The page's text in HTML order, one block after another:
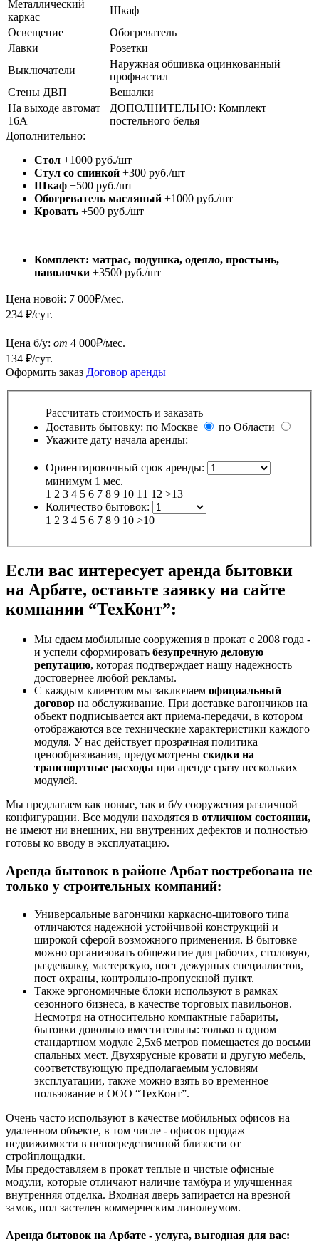
Металлический
каркас
Шкаф
Освещение
Обогреватель
Лавки
Розетки
Выключатели
Наружная обшивка оцинкованный
профнастил
Стены ДВП
Вешалки
На выходе автомат
16А
ДОПОЛНИТЕЛЬНО: Комплект
постельного белья
Дополнительно:
Стол +1000 руб./шт
Стул со спинкой +300 руб./шт
Шкаф +500 руб./шт
Обогреватель масляный +1000 руб./шт
Кровать +500 руб./шт
Комплект: матрас, подушка, одеяло, простынь,
наволочки +3500 руб./шт
Цена новой: 7 000₽/мес.
234 ₽/сут.
Цена б/у: от 4 000₽/мес.
134 ₽/сут.
Оформить заказ Договор аренды
Рассчитать стоимость и заказать
Доставить бытовку: по Москве
по Области
Укажите дату начала аренды:
Ориентировочный срок аренды:
минимум 1 мес.
1 2 3 4 5 6 7 8 9 10 11 12 >13
Количество бытовок:
1 2 3 4 5 6 7 8 9 10 >10
Если вас интересует аренда бытовки
на Арбате, оставьте заявку на сайте
компании “ТехКонт”:
Мы сдаем мобильные сооружения в прокат с 2008 года -
и успели сформировать безупречную деловую
репутацию, которая подтверждает нашу надежность
достовернее любой рекламы.
С каждым клиентом мы заключаем официальный
договор на обслуживание. При доставке вагончиков на
объект подписывается акт приема-передачи, в котором
отображаются все технические характеристики каждого
модуля. У нас действует прозрачная политика
ценообразования, предусмотрены скидки на
транспортные расходы при аренде сразу нескольких
модулей.
Мы предлагаем как новые, так и б/у сооружения различной
конфигурации. Все модули находятся в отличном состоянии,
не имеют ни внешних, ни внутренних дефектов и полностью
готовы ко вводу в эксплуатацию.
Аренда бытовок в районе Арбат востребована не
только у строительных компаний:
Универсальные вагончики каркасно-щитового типа
отличаются надежной устойчивой конструкций и
широкой сферой возможного применения. В бытовке
можно организовать общежитие для рабочих, столовую,
раздевалку, мастерскую, пост дежурных специалистов,
пост охраны, контрольно-пропускной пункт.
Также эргономичные блоки используют в рамках
сезонного бизнеса, в качестве торговых павильонов.
Несмотря на относительно компактные габариты,
бытовки довольно вместительны: только в одном
стандартном модуле 2,5х6 метров помещается до восьми
спальных мест. Двухярусные кровати и другую мебель,
соответствующую предполагаемым условиям
эксплуатации, также можно взять во временное
пользование в ООО “ТехКонт”.
Очень часто используют в качестве мобильных офисов на
удаленном объекте, в том числе - офисов продаж
недвижимости в непосредственной близости от
стройплощадки.
Мы предоставляем в прокат теплые и чистые офисные
модули, которые отличают наличие тамбура и улучшенная
внутренняя отделка. Входная дверь запирается на врезной
замок, пол застелен коммерческим линолеумом.
Аренда бытовок на Арбате - услуга, выгодная для вас: